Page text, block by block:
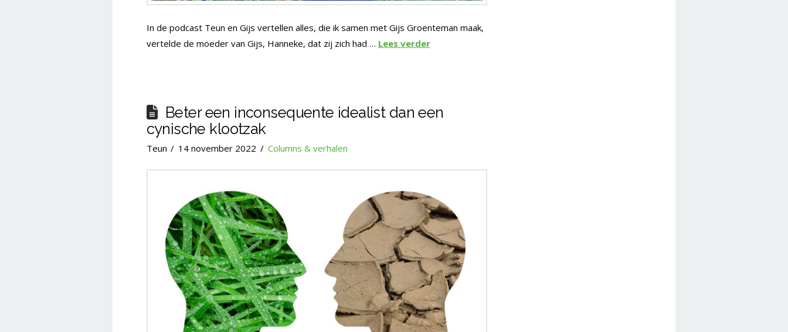
In de podcast Teun en Gijs vertellen alles, die ik samen met Gijs Groenteman maak,
vertelde de moeder van Gijs, Hanneke, dat zij zich had … Lees verder
Beter een inconsequente idealist dan een
cynische klootzak
Teun 14 november 2022 Columns & verhalen